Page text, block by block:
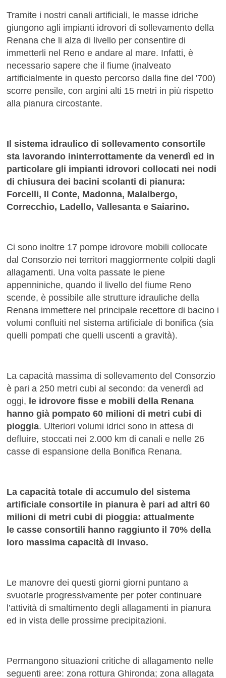
Tramite i nostri canali artificiali, le masse idriche
giungono agli impianti idrovori di sollevamento della
Renana che li alza di livello per consentire di
immetterli nel Reno e andare al mare. Infatti, è
necessario sapere che il fiume (inalveato
artificialmente in questo percorso dalla fine del '700)
scorre pensile, con argini alti 15 metri in più rispetto
alla pianura circostante.
Il sistema idraulico di sollevamento consortile
sta lavorando ininterrottamente da venerdì ed in
particolare gli impianti idrovori collocati nei nodi
di chiusura dei bacini scolanti di pianura:
Forcelli, Il Conte, Madonna, Malalbergo,
Correcchio, Ladello, Vallesanta e Saiarino.
Ci sono inoltre 17 pompe idrovore mobili collocate
dal Consorzio nei territori maggiormente colpiti dagli
allagamenti. Una volta passate le piene
appenniniche, quando il livello del fiume Reno
scende, è possibile alle strutture idrauliche della
Renana immettere nel principale recettore di bacino i
volumi confluiti nel sistema artificiale di bonifica (sia
quelli pompati che quelli uscenti a gravità).
La capacità massima di sollevamento del Consorzio
è pari a 250 metri cubi al secondo: da venerdì ad
oggi, le idrovore fisse e mobili della Renana
hanno già pompato 60 milioni di metri cubi di
pioggia. Ulteriori volumi idrici sono in attesa di
defluire, stoccati nei 2.000 km di canali e nelle 26
casse di espansione della Bonifica Renana.
La capacità totale di accumulo del sistema
artificiale consortile in pianura è pari ad altri 60
milioni di metri cubi di pioggia: attualmente
le casse consortili hanno raggiunto il 70% della
loro massima capacità di invaso.
Le manovre dei questi giorni giorni puntano a
svuotarle progressivamente per poter continuare
l’attività di smaltimento degli allagamenti in pianura
ed in vista delle prossime precipitazioni.
Permangono situazioni critiche di allagamento nelle
seguenti aree: zona rottura Ghironda; zona allagata